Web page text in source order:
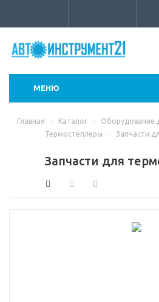
МЕНЮ
Главная - Каталог - Оборудование
Термостеплеры
- Запчасти
Запчасти для